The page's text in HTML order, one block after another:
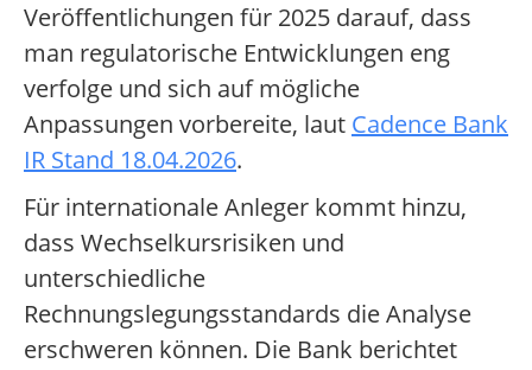
Veröffentlichungen für 2025 darauf, dass
man regulatorische Entwicklungen eng
verfolge und sich auf mögliche
Anpassungen vorbereite, laut Cadence Bank
IR Stand 18.04.2026.
Für internationale Anleger kommt hinzu,
dass Wechselkursrisiken und
unterschiedliche
Rechnungslegungsstandards die Analyse
erschweren können. Die Bank berichtet